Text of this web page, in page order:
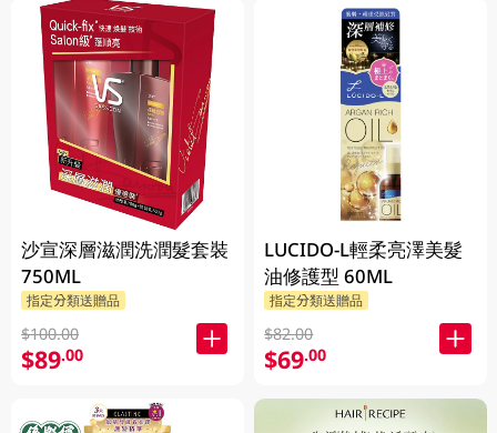
沙宣深層滋潤洗潤髮套裝
750ML
指定分類送贈品
$100.00
$89.00
LUCIDO-L輕柔亮澤美髮
油修護型 60ML
指定分類送贈品
$82.00
$69.00